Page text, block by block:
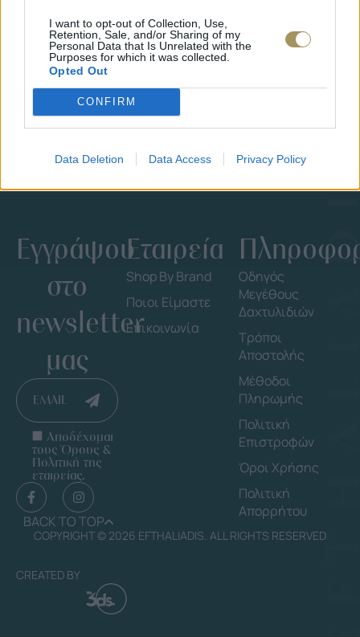
I want to opt-out of Collection, Use,
Retention, Sale, and/or Sharing of my
Personal Data that Is Unrelated with the
Purposes for which it was collected.
Opted Out
CONFIRM
Data Deletion Data Access Privacy Policy
ΜΟΝΌΠΕΤΡΟ ΔΑΧΤΥΛΊΔΙ ΜΕ
ΔΙΑΜΆΝΤΙ 0.35CT
€1.737€
Εγγράψου
στο
newsletter
μας
EMAIL
Αποδέχομαι
τους Όρους &
Πολιτική της
εταιρείας.
BACK TO TOP
Εταιρεία
Shop By Brand
Ποιοι Είμαστε
Επικοινωνία
Οδηγός
Μεγέθους
Δαχτυλιδιών
Τρόποι
Αποστολής
Μέθοδοι
Πληρωμής
Πολιτική
Επιστροφών
Όροι Χρήσης
Πολιτική
Απορρήτου
COPYRIGHT © 2026 EFTHALIADIS. ALL RIGHTS RESERVED
CREATED BY